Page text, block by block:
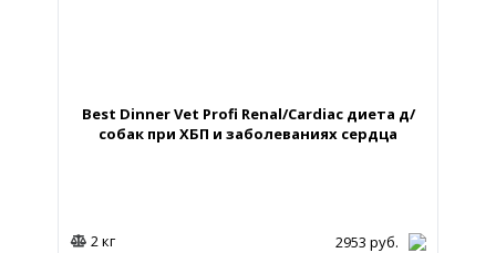
Best Dinner Vet Profi Renal/Cardiac диета д/
собак при ХБП и заболеваниях сердца
2 кг 2953 руб.